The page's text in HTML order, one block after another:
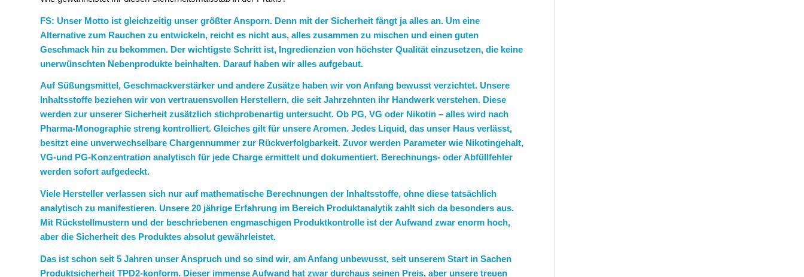
FS: Unser Motto ist gleichzeitig unser größter Ansporn. Denn mit der Sicherheit fängt ja alles an. Um eine
Alternative zum Rauchen zu entwickeln, reicht es nicht aus, alles zusammen zu mischen und einen guten
Geschmack hin zu bekommen. Der wichtigste Schritt ist, Ingredienzien von höchster Qualität einzusetzen, die keine
unerwünschten Nebenprodukte beinhalten. Darauf haben wir alles aufgebaut.
Auf Süßungsmittel, Geschmackverstärker und andere Zusätze haben wir von Anfang bewusst verzichtet. Unsere
Inhaltsstoffe beziehen wir von vertrauensvollen Herstellern, die seit Jahrzehnten ihr Handwerk verstehen. Diese
werden zur unserer Sicherheit zusätzlich stichprobenartig untersucht. Ob PG, VG oder Nikotin – alles wird nach
Pharma-Monographie streng kontrolliert. Gleiches gilt für unsere Aromen. Jedes Liquid, das unser Haus verlässt,
besitzt eine unverwechselbare Chargennummer zur Rückverfolgbarkeit. Zuvor werden Parameter wie Nikotingehalt,
VG-und PG-Konzentration analytisch für jede Charge ermittelt und dokumentiert. Berechnungs- oder Abfüllfehler
werden sofort aufgedeckt.
Viele Hersteller verlassen sich nur auf mathematische Berechnungen der Inhaltsstoffe, ohne diese tatsächlich
analytisch zu manifestieren. Unsere 20 jährige Erfahrung im Bereich Produktanalytik zahlt sich da besonders aus.
Mit Rückstellmustern und der beschriebenen engmaschigen Produktkontrolle ist der Aufwand zwar enorm hoch,
aber die Sicherheit des Produktes absolut gewährleistet.
Das ist schon seit 5 Jahren unser Anspruch und so sind wir, am Anfang unbewusst, seit unserem Start in Sachen
Produktsicherheit TPD2-konform. Dieser immense Aufwand hat zwar durchaus seinen Preis, aber unsere treuen